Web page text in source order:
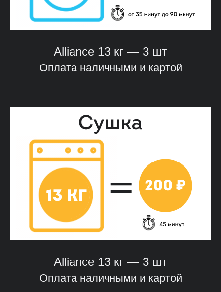
Alliance 13 кг — 3 шт
Оплата наличными и картой
Alliance 13 кг — 3 шт
Оплата наличными и картой